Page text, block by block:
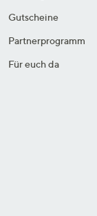
Gutscheine
Partnerprogramm
Für euch da